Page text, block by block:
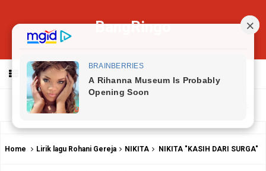
BangRingo
MENU
Home Lirik lagu Rohani Gereja NIKITA NIKITA "KASIH DARI SURGA"